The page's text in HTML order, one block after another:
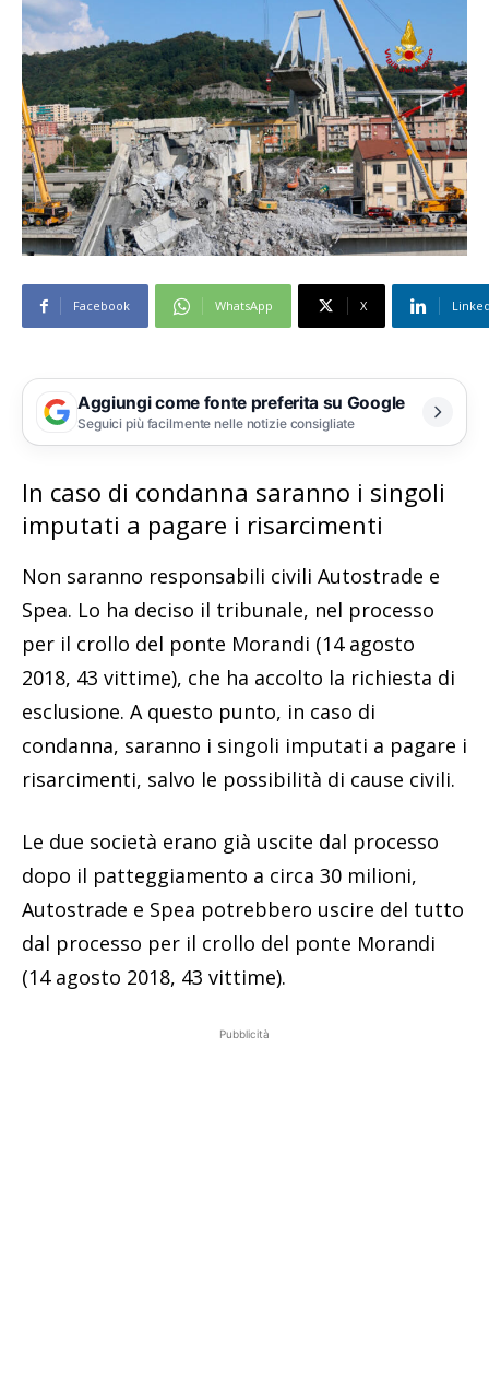
Facebook WhatsApp X
Aggiungi come fonte preferita su Google
Seguici più facilmente nelle notizie consigliate
In caso di condanna saranno i singoli
imputati a pagare i risarcimenti
Non saranno responsabili civili Autostrade e
Spea. Lo ha deciso il tribunale, nel processo
per il crollo del ponte Morandi (14 agosto
2018, 43 vittime), che ha accolto la richiesta di
esclusione. A questo punto, in caso di
condanna, saranno i singoli imputati a pagare i
risarcimenti, salvo le possibilità di cause civili.
Le due società erano già uscite dal processo
dopo il patteggiamento a circa 30 milioni,
Autostrade e Spea potrebbero uscire del tutto
dal processo per il crollo del ponte Morandi
(14 agosto 2018, 43 vittime).
Pubblicità